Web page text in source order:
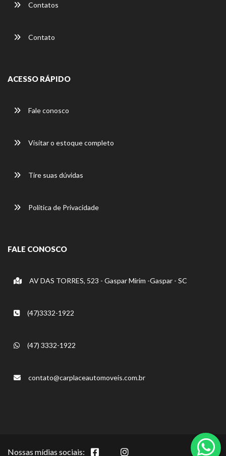
Contatos
Contato
ACESSO RÁPIDO
Fale conosco
Visitar o estoque completo
Tire suas dúvidas
Política de Privacidade
FALE CONOSCO
AV DAS TORRES, 523 - Gaspar Mirim -Gaspar - SC
(47)3332-1922
(47) 3332-1922
contato@carplaceautomoveis.com.br
Nossas mídias sociais: